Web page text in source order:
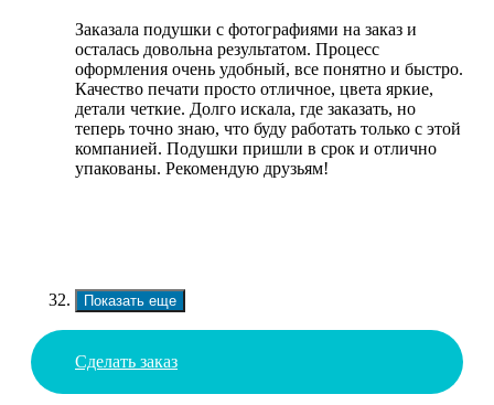
Заказала подушки с фотографиями на заказ и
осталась довольна результатом. Процесс
оформления очень удобный, все понятно и быстро.
Качество печати просто отличное, цвета яркие,
детали четкие. Долго искала, где заказать, но
теперь точно знаю, что буду работать только с этой
компанией. Подушки пришли в срок и отлично
упакованы. Рекомендую друзьям!
Показать еще
Сделать заказ